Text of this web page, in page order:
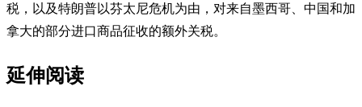
税，以及特朗普以芬太尼危机为由，对来自墨西哥、中国和加
拿大的部分进口商品征收的额外关税。
延伸阅读